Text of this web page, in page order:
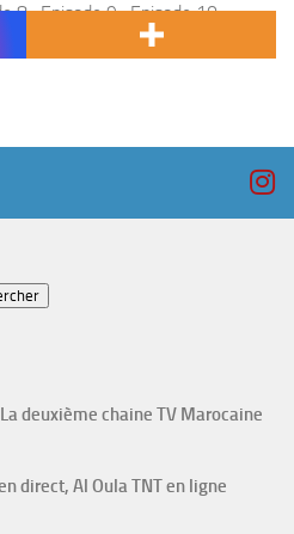
8 : Episode 9 : Episode 10 :
deuxième chaine TV Marocaine
direct, Al Oula TNT en ligne